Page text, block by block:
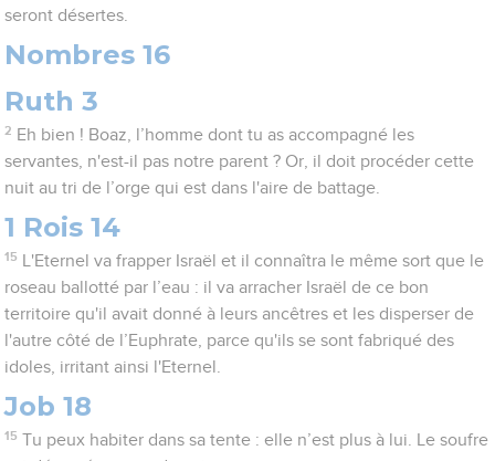
seront désertes.
Nombres 16
Ruth 3
2 Eh bien ! Boaz, l’homme dont tu as accompagné les
servantes, n'est-il pas notre parent ? Or, il doit procéder cette
nuit au tri de l’orge qui est dans l'aire de battage.
1 Rois 14
15
L'Eternel va frapper Israël et il connaîtra le même sort que le
roseau ballotté par l’eau : il va arracher Israël de ce bon
territoire qu'il avait donné à leurs ancêtres et les disperser de
l'autre côté de l’Euphrate, parce qu'ils se sont fabriqué des
idoles, irritant ainsi l'Eternel.
Job 18
15 Tu peux habiter dans sa tente : elle n’est plus à lui. Le soufre